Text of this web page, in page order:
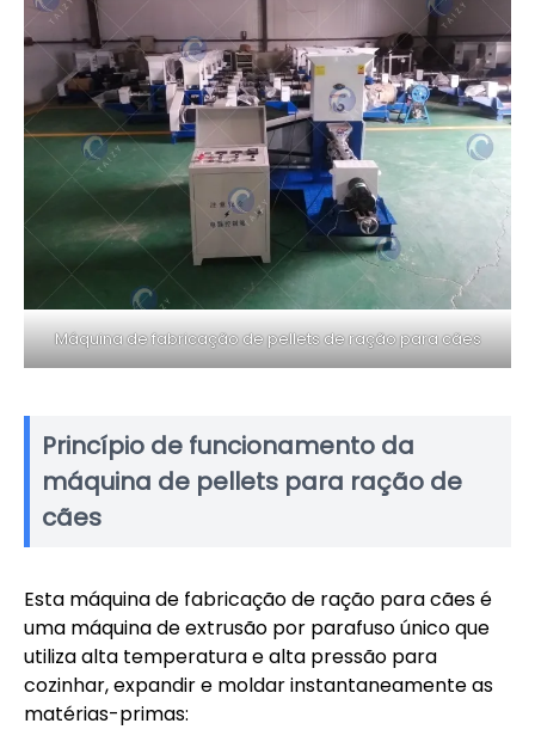
Máquina de fabricação de pellets de ração para cães
Princípio de funcionamento da
máquina de pellets para ração de
cães
Esta máquina de fabricação de ração para cães é
uma máquina de extrusão por parafuso único que
utiliza alta temperatura e alta pressão para
cozinhar, expandir e moldar instantaneamente as
matérias-primas: